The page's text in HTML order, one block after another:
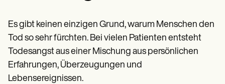
Es gibt keinen einzigen Grund, warum Menschen den
Tod so sehr fürchten. Bei vielen Patienten entsteht
Todesangst aus einer Mischung aus persönlichen
Erfahrungen, Überzeugungen und
Lebensereignissen.